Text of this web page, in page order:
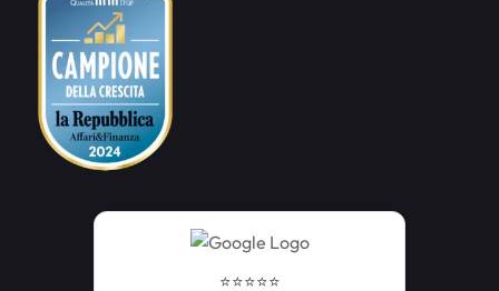
⭐️⭐️⭐️⭐️⭐️